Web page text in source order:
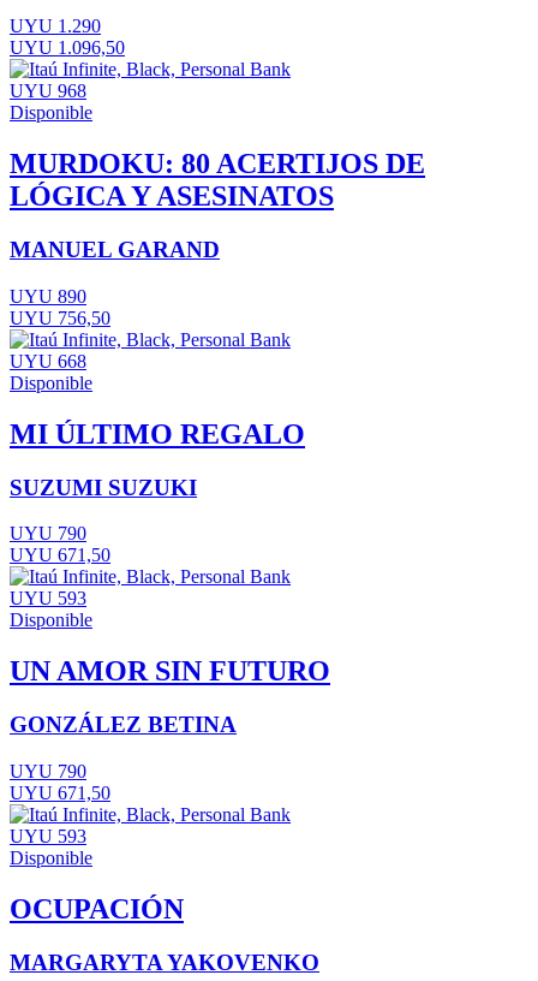
UYU 1.290
UYU 1.096,50
UYU 968
Disponible
MURDOKU: 80 ACERTIJOS DE
LÓGICA Y ASESINATOS
MANUEL GARAND
UYU 890
UYU 756,50
UYU 668
Disponible
MI ÚLTIMO REGALO
SUZUMI SUZUKI
UYU 790
UYU 671,50
UYU 593
Disponible
UN AMOR SIN FUTURO
GONZÁLEZ BETINA
UYU 790
UYU 671,50
UYU 593
Disponible
OCUPACIÓN
MARGARYTA YAKOVENKO